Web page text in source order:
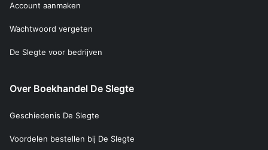
Account aanmaken
Wachtwoord vergeten
De Slegte voor bedrijven
Over Boekhandel De Slegte
Geschiedenis De Slegte
Voordelen bestellen bij De Slegte